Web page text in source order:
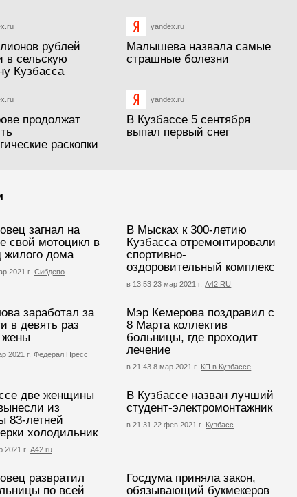
рублей
в сельскую
Кузбасса
yandex.ru
Малышева назвала самые
страшные болезни
продолжат
раскопки
yandex.ru
В Кузбассе 5 сентября
выпал первый снег
загнал на
свой мотоцикл в
жилого дома
2021 г. Сибдепо
В Мысках к 300-летию
Кузбасса отремонтировали
спортивно-
оздоровительный комплекс
в 13:53 23 мар 2021 г. А42.RU
заработал за
в девять раз
2021 г. Федерал Пресс
Мэр Кемерова поздравил с
8 Марта коллектив
больницы, где проходит
лечение
в 21:43 8 мар 2021 г. КП в Кузбассе
две женщины
из
83-летней
холодильник
2021 г. А42.ru
В Кузбассе назван лучший
студент-электромонтажник
в 21:31 22 фев 2021 г. Кузбасс
развратил
по всей
Госдума приняла закон,
обязывающий букмекеров